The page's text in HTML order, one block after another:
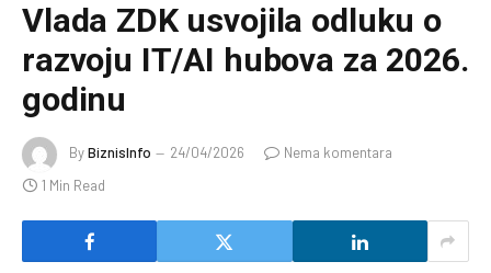
Vlada ZDK usvojila odluku o
razvoju IT/AI hubova za 2026.
godinu
ByBiznisInfo 24/04/2026
Nema komentara
1 Min Read